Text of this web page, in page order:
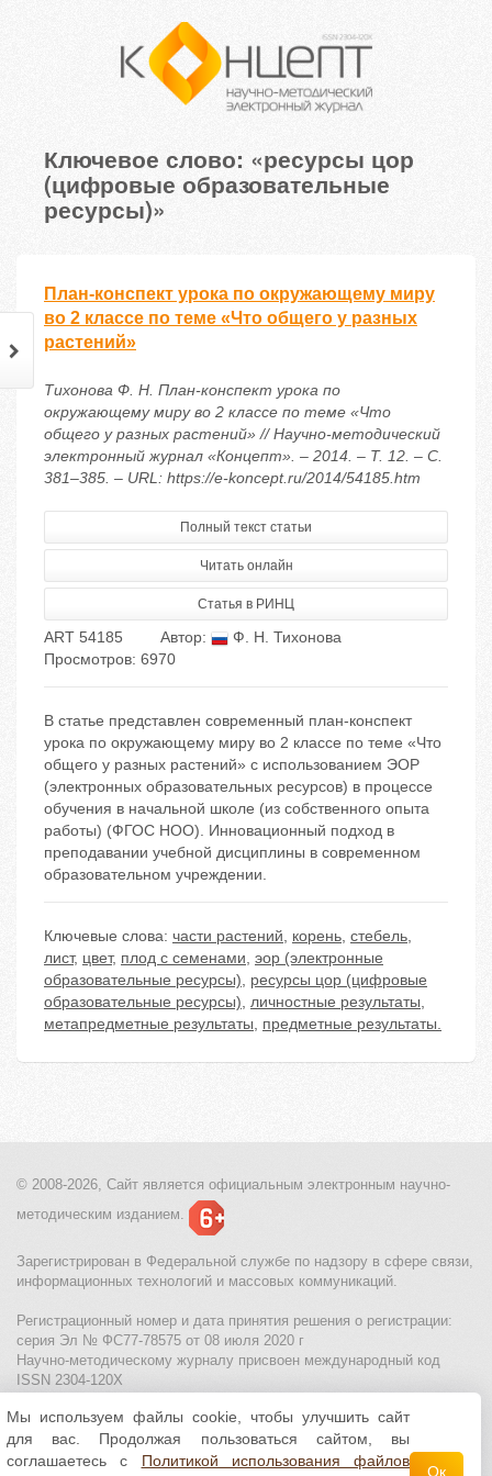
Ключевое слово: «ресурсы цор
(цифровые образовательные
ресурсы)»
План-конспект урока по окружающему миру
во 2 классе по теме «Что общего у разных
растений»
Тихонова Ф. Н. План-конспект урока по
окружающему миру во 2 классе по теме «Что
общего у разных растений» // Научно-методический
электронный журнал «Концепт». – 2014. – Т. 12. – С.
381–385. – URL: https://e-koncept.ru/2014/54185.htm
Полный текст статьи
Читать онлайн
Статья в РИНЦ
ART 54185 Автор:
Ф. Н. Тихонова
Просмотров: 6970
В статье представлен современный план-конспект
урока по окружающему миру во 2 классе по теме «Что
общего у разных растений» с использованием ЭОР
(электронных образовательных ресурсов) в процессе
обучения в начальной школе (из собственного опыта
работы) (ФГОС НОО). Инновационный подход в
преподавании учебной дисциплины в современном
образовательном учреждении.
Ключевые слова: части растений, корень, стебель,
лист, цвет, плод с семенами, эор (электронные
образовательные ресурсы), ресурсы цор (цифровые
образовательные ресурсы), личностные результаты,
метапредметные результаты, предметные результаты.
© 2008-2026, Сайт является официальным электронным научно-
методическим изданием.
Зарегистрирован в Федеральной службе по надзору в сфере связи,
информационных технологий и массовых коммуникаций.
Регистрационный номер и дата принятия решения о регистрации:
серия Эл № ФС77-78575 от 08 июля 2020 г
Научно-методическому журналу присвоен международный код
ISSN 2304-120X
МЦИТО|Школьные олимпиады и онлайн конкурсы для детей
Политика использования файлов cookie| Политика обработки и
защиты персональных данных
Мы используем файлы cookie, чтобы улучшить сайт
для вас. Продолжая пользоваться сайтом, вы
соглашаетесь с Политикой использования файлов
Ок